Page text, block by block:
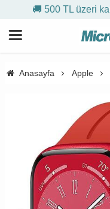
bedava
Anasayfa Apple